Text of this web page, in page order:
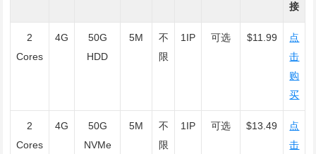
接
2
Cores
4G
50G
HDD
5M
不
限
1IP 可选 $11.99
点
击
购
买
2
Cores
4G
50G
NVMe
5M
不
限
1IP 可选 $13.49
点
击